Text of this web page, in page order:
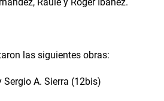
las siguientes obras:
Sergio A. Sierra (12bis)